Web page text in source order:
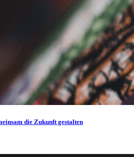
die Zukunft gestalten